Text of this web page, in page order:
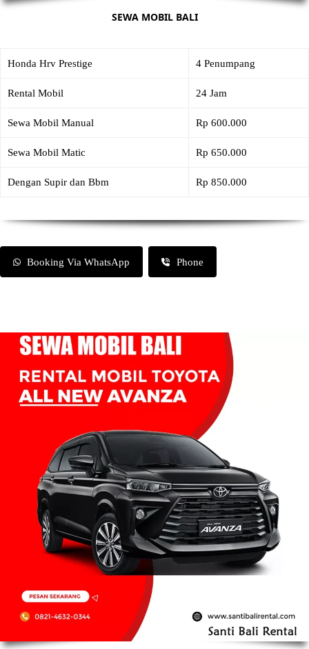
SEWA MOBIL BALI
Honda Hrv Prestige 4 Penumpang
Rental Mobil 24 Jam
Sewa Mobil Manual Rp 600.000
Sewa Mobil Matic Rp 650.000
Dengan Supir dan Bbm Rp 850.000
Booking Via WhatsApp Phone